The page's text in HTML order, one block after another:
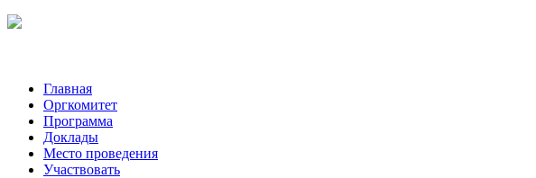
Главная
Оргкомитет
Программа
Доклады
Место проведения
Участвовать